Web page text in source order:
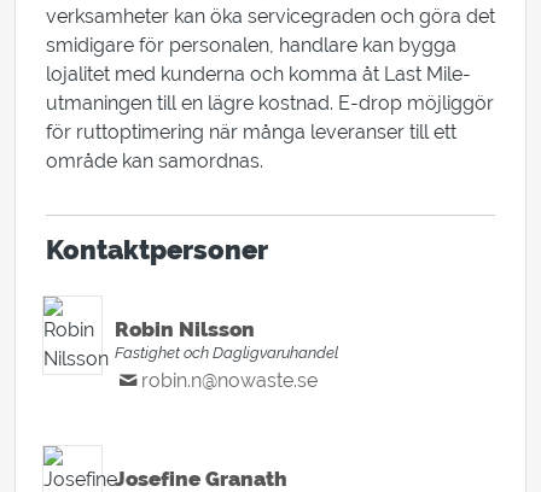
verksamheter kan öka servicegraden och göra det
smidigare för personalen, handlare kan bygga
lojalitet med kunderna och komma åt Last Mile-
utmaningen till en lägre kostnad. E-drop möjliggör
för ruttoptimering när många leveranser till ett
område kan samordnas.
Kontaktpersoner
Robin Nilsson
Fastighet och Dagligvaruhandel
robin.n@nowaste.se
Josefine Granath